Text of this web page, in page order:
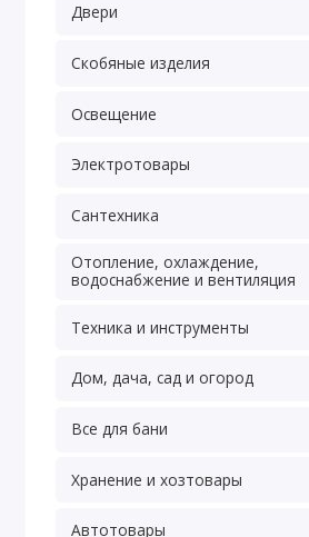
Двери
Скобяные изделия
Освещение
Электротовары
Сантехника
Отопление, охлаждение,
водоснабжение и вентиляция
Техника и инструменты
Дом, дача, сад и огород
Все для бани
Хранение и хозтовары
Автотовары